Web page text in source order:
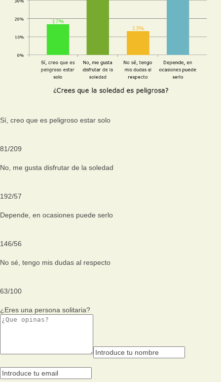
Sí, creo que es peligroso estar solo
81/209
No, me gusta disfrutar de la soledad
192/57
Depende, en ocasiones puede serlo
146/56
No sé, tengo mis dudas al respecto
63/100
¿Eres una persona solitaria?